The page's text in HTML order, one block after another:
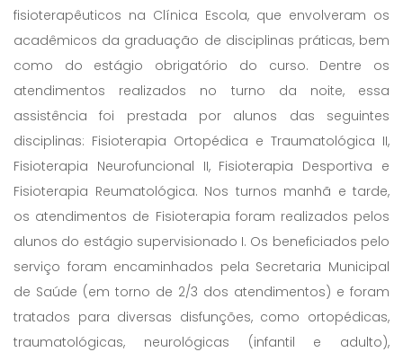
fisioterapêuticos na Clínica Escola, que envolveram os
acadêmicos da graduação de disciplinas práticas, bem
como do estágio obrigatório do curso. Dentre os
atendimentos realizados no turno da noite, essa
assistência foi prestada por alunos das seguintes
disciplinas: Fisioterapia Ortopédica e Traumatológica II,
Fisioterapia Neurofuncional II, Fisioterapia Desportiva e
Fisioterapia Reumatológica. Nos turnos manhã e tarde,
os atendimentos de Fisioterapia foram realizados pelos
alunos do estágio supervisionado I. Os beneficiados pelo
serviço foram encaminhados pela Secretaria Municipal
de Saúde (em torno de 2/3 dos atendimentos) e foram
tratados para diversas disfunções, como ortopédicas,
traumatológicas, neurológicas (infantil e adulto),